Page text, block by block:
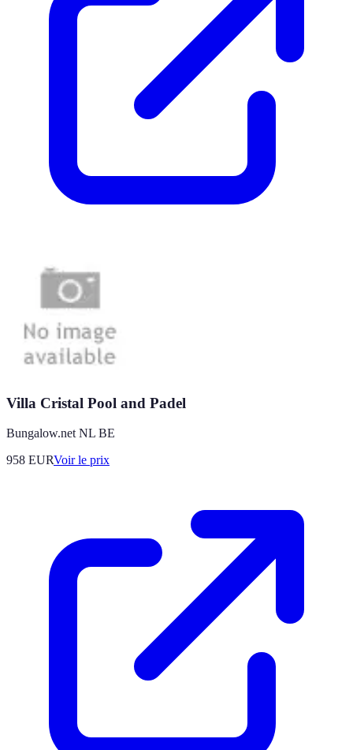
Villa Cristal Pool and Padel
Bungalow.net NL BE
958 EURVoir le prix